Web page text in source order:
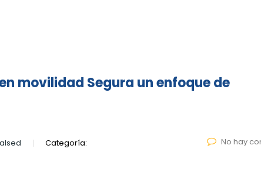
movilidad Segura un enfoque de
Categoría: No hay